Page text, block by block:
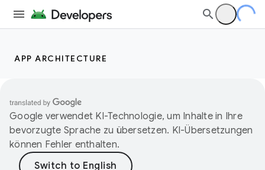
APP ARCHITECTURE
Google verwendet KI-Technologie, um Inhalte in Ihre
bevorzugte Sprache zu übersetzen. KI-Übersetzungen
können Fehler enthalten.